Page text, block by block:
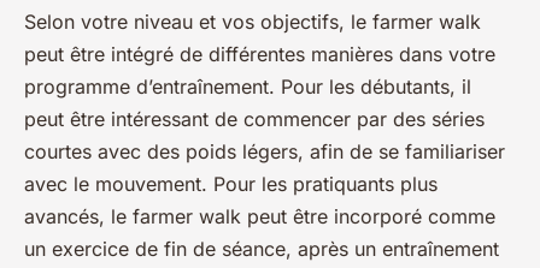
Selon votre niveau et vos objectifs, le farmer walk
peut être intégré de différentes manières dans votre
programme d’entraînement. Pour les débutants, il
peut être intéressant de commencer par des séries
courtes avec des poids légers, afin de se familiariser
avec le mouvement. Pour les pratiquants plus
avancés, le farmer walk peut être incorporé comme
un exercice de fin de séance, après un entraînement